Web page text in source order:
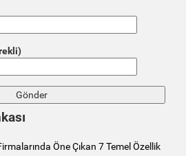
Öne Çıkan 7 Temel Özellik